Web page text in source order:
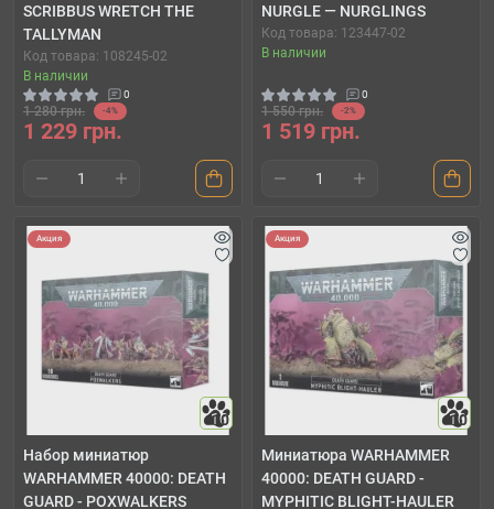
SCRIBBUS WRETCH THE
TALLYMAN
Код товара: 108245-02
В наличии
0
1 280 грн. -4%
1 229 грн.
NURGLE — NURGLINGS
Код товара: 123447-02
В наличии
0
1 550 грн. -2%
1 519 грн.
Акция
10
Набор миниатюр
WARHAMMER 40000: DEATH
GUARD - POXWALKERS
Акция
10
Миниатюра WARHAMMER
40000: DEATH GUARD -
MYPHITIC BLIGHT-HAULER